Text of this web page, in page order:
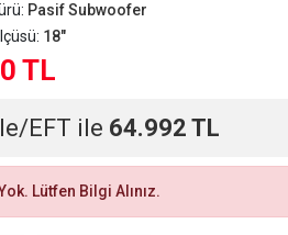
Pasif Subwoofer
18"
TL
EFT ile 64.992 TL
Lütfen Bilgi Alınız.